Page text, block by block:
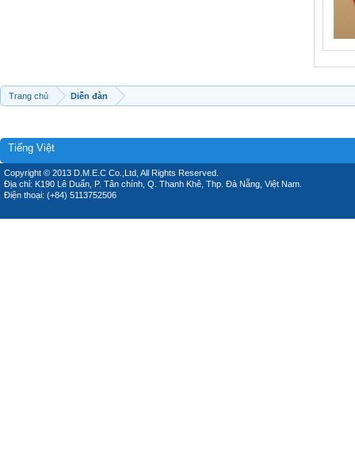
Trang chủ Diễn đàn
Tiếng Việt
Copyright © 2013 D.M.E.C Co.,Ltd, All Rights Reserved.
Địa chỉ: K190 Lê Duẩn, P. Tân chính, Q. Thanh Khê, Thp. Đà Nẵng, Việt Nam.
Điện thoại: (+84) 5113752506